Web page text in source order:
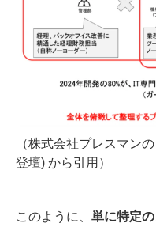
（株式会社プレスマンの
登壇) から引用）
このように、 単に特定